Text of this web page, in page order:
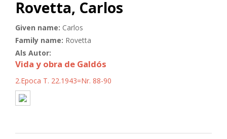
Rovetta, Carlos
Given name: Carlos
Family name: Rovetta
Als Autor:
Vida y obra de Galdós
2.Epoca T. 22.1943=Nr. 88-90